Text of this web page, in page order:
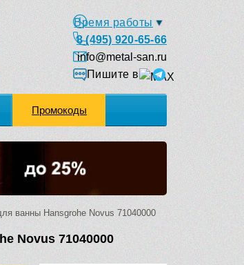
Время работы
8 (495) 920-65-66
info@metal-san.ru
Пишите в
Промокоды
ванны Hansgrohe Novus 71040000
Novus 71040000